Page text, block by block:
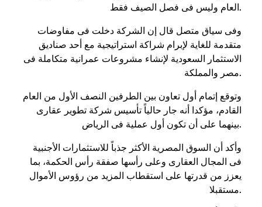
العام وليس فى فصل الصيف فقط.
وفى سياق متصل قال إن الشركة دخلت فى مفاوضات
متقدمة للغاية لإبرام شراكة استراتيجية مع أحد صناديق
الاستثمار السعودية لإنشاء مشروعات عمرانية متكاملة فى
مصر والمملكة.
وتوقع إتمام أول تعاون بين الطرفين النصف الأول من العام
القادم، مؤكدا أنه جار حالياً تأسيس شركة تطوير عقارى
بينهما على أن تكون أول عملية فى الرياض.
وأكد أن السوق المصرية الأكثر جذباً للاستثمارات الأجنبية
فى المجال العقارى وعلى رأسها صفقة رأس الحكمة، بما
يعزز من قدرتها على استقطاب المزيد من رؤوس الأموال
مستقبلا.